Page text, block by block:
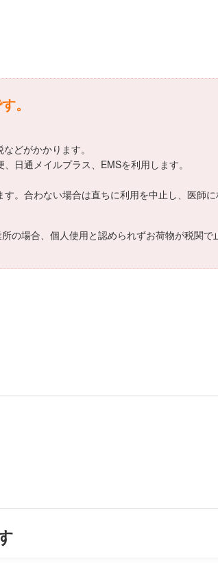
。
どがかかります。
日通メイルプラス、EMSを利用します。
。合わない場合は直ちに利用を中止し、医師に
の場合、個人使用と認められずお荷物が税関